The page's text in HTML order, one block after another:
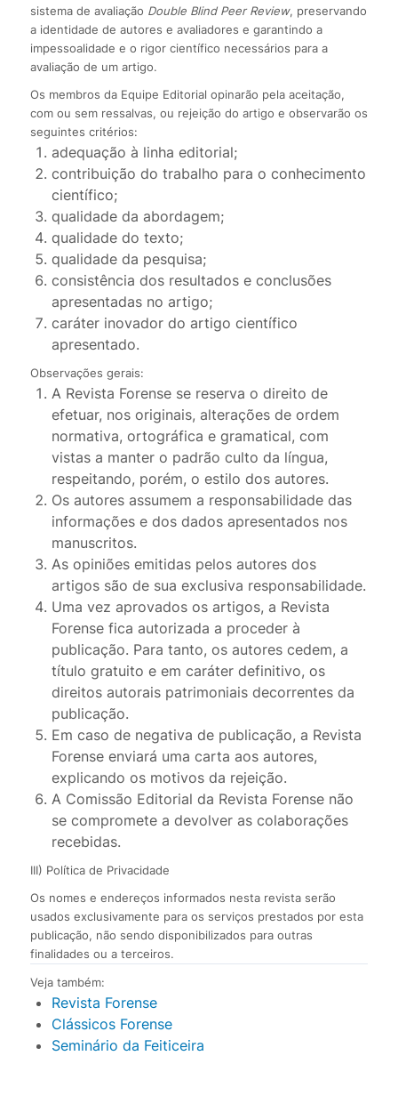
sistema de avaliação Double Blind Peer Review, preservando
a identidade de autores e avaliadores e garantindo a
impessoalidade e o rigor científico necessários para a
avaliação de um artigo.
Os membros da Equipe Editorial opinarão pela aceitação,
com ou sem ressalvas, ou rejeição do artigo e observarão os
seguintes critérios:
adequação à linha editorial;
contribuição do trabalho para o conhecimento
científico;
qualidade da abordagem;
qualidade do texto;
qualidade da pesquisa;
consistência dos resultados e conclusões
apresentadas no artigo;
caráter inovador do artigo científico
apresentado.
Observações gerais:
A Revista Forense se reserva o direito de
efetuar, nos originais, alterações de ordem
normativa, ortográfica e gramatical, com
vistas a manter o padrão culto da língua,
respeitando, porém, o estilo dos autores.
Os autores assumem a responsabilidade das
informações e dos dados apresentados nos
manuscritos.
As opiniões emitidas pelos autores dos
artigos são de sua exclusiva responsabilidade.
Uma vez aprovados os artigos, a Revista
Forense fica autorizada a proceder à
publicação. Para tanto, os autores cedem, a
título gratuito e em caráter definitivo, os
direitos autorais patrimoniais decorrentes da
publicação.
Em caso de negativa de publicação, a Revista
Forense enviará uma carta aos autores,
explicando os motivos da rejeição.
A Comissão Editorial da Revista Forense não
se compromete a devolver as colaborações
recebidas.
III) Política de Privacidade
Os nomes e endereços informados nesta revista serão
usados exclusivamente para os serviços prestados por esta
publicação, não sendo disponibilizados para outras
finalidades ou a terceiros.
Veja também:
Revista Forense
Clássicos Forense
Seminário da Feiticeira